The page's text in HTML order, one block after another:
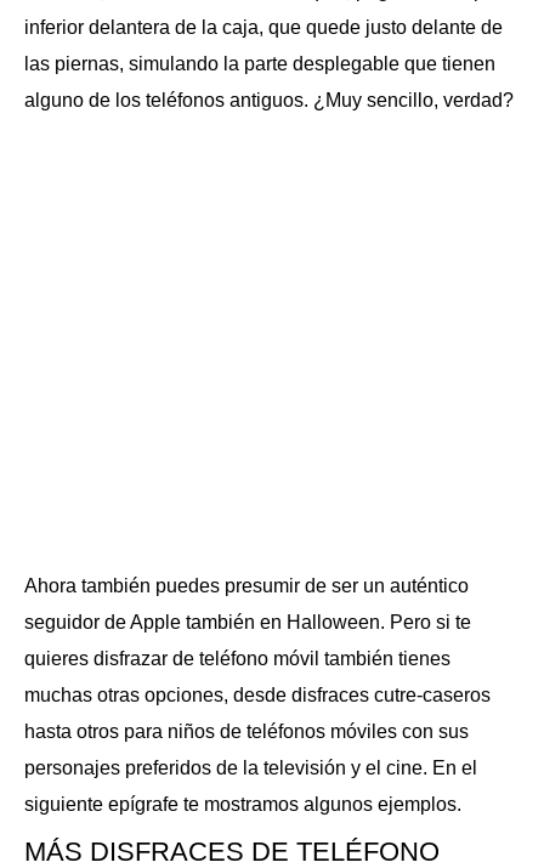
inferior delantera de la caja, que quede justo delante de
las piernas, simulando la parte desplegable que tienen
alguno de los teléfonos antiguos. ¿Muy sencillo, verdad?
Ahora también puedes presumir de ser un auténtico
seguidor de Apple también en Halloween. Pero si te
quieres disfrazar de teléfono móvil también tienes
muchas otras opciones, desde disfraces cutre-caseros
hasta otros para niños de teléfonos móviles con sus
personajes preferidos de la televisión y el cine. En el
siguiente epígrafe te mostramos algunos ejemplos.
MÁS DISFRACES DE TELÉFONO